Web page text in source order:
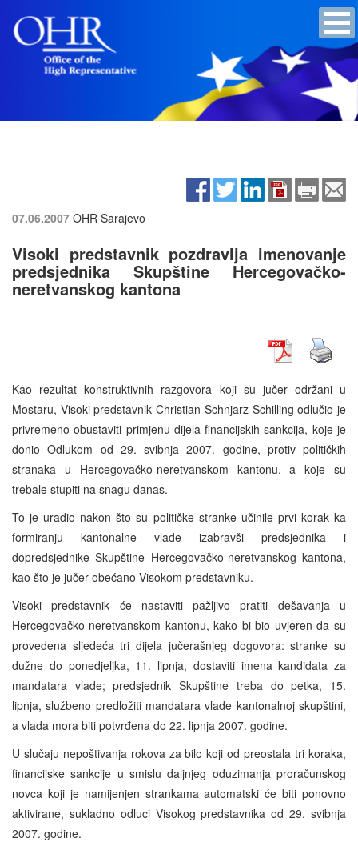
07.06.2007 OHR Sarajevo
Visoki predstavnik pozdravlja imenovanje
predsjednika Skupštine Hercegovačko-
neretvanskog kantona
Kao rezultat konstruktivnih razgovora koji su jučer održani u
Mostaru, Visoki predstavnik Christian Schnjarz-Schilling odlučio je
privremeno obustaviti primjenu dijela financijskih sankcija, koje je
donio Odlukom od 29. svibnja 2007. godine, protiv političkih
stranaka u Hercegovačko-neretvanskom kantonu, a koje su
trebale stupiti na snagu danas.
To je uradio nakon što su političke stranke učinile prvi korak ka
formiranju kantonalne vlade izabravši predsjednika i
dopredsjednike Skupštine Hercegovačko-neretvanskog kantona,
kao što je jučer obećano Visokom predstavniku.
Visoki predstavnik će nastaviti pažljivo pratiti dešavanja u
Hercegovačko-neretvanskom kantonu, kako bi bio uvjeren da su
provedena sljedeća tri dijela jučerašnjeg dogovora: stranke su
dužne do ponedjeljka, 11. lipnja, dostaviti imena kandidata za
mandatara vlade; predsjednik Skupštine treba do petka, 15.
lipnja, službeno predložiti mandatara vlade kantonalnoj skupštini,
a vlada mora biti potvrđena do 22. lipnja 2007. godine.
U slučaju nepoštivanja rokova za bilo koji od preostala tri koraka,
financijske sankcije u smislu daljnjeg oduzimanja proračunskog
novca koji je namijenjen strankama automatski će biti ponovno
aktivirane, sukladno odluci Visokog predstavnika od 29. svibnja
2007. godine.